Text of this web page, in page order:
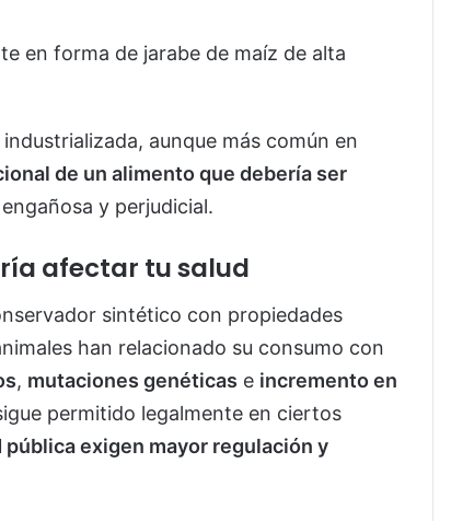
en forma de jarabe de maíz de alta
aunque más común en
de un alimento que debería ser
y perjudicial.
afectar tu salud
sintético con propiedades
han relacionado su consumo con
, mutaciones genéticas e incremento en
permitido legalmente en ciertos
exigen mayor regulación y